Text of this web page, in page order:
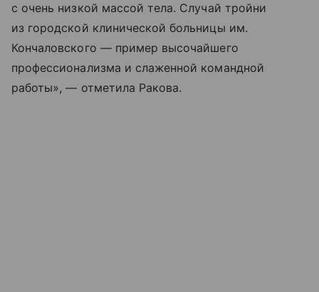
с очень низкой массой тела. Случай тройни
из городской клинической больницы им.
Кончаловского — пример высочайшего
профессионализма и слаженной командной
работы», — отметила Ракова.